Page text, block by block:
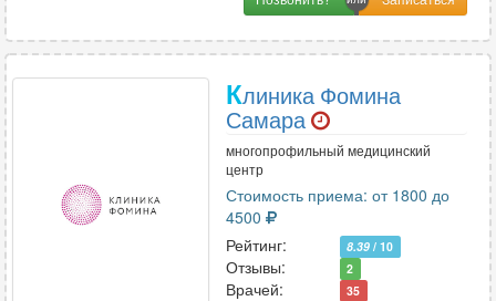
Клиника Фомина
Самара
многопрофильный медицинский
центр
Стоимость приема: от 1800 до
4500
Рейтинг:
8.39 / 10
Отзывы: 2
Врачей: 35